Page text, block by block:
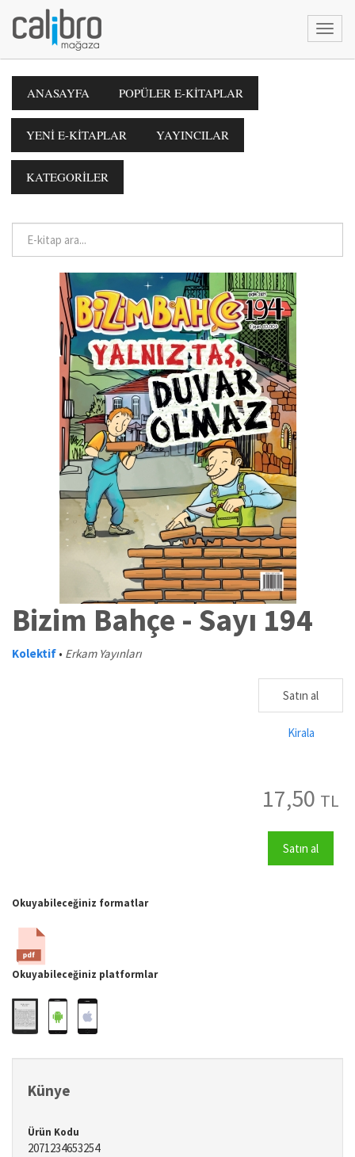
ANASAYFA POPÜLER E-KİTAPLAR
YENİ E-KİTAPLAR YAYINCILAR
KATEGORİLER
Bizim Bahçe - Sayı 194
Kolektif • Erkam Yayınları
Satın al
Kirala
17,50 TL
Satın al
Okuyabileceğiniz formatlar
Okuyabileceğiniz platformlar
Künye
Ürün Kodu
2071234653254